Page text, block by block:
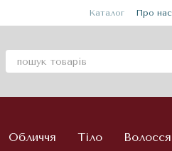
Каталог Про нас
Обличчя Тіло Волосся